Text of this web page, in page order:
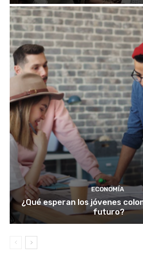
ECONOMÍA
¿Qué esperan los jóvenes
futuro?